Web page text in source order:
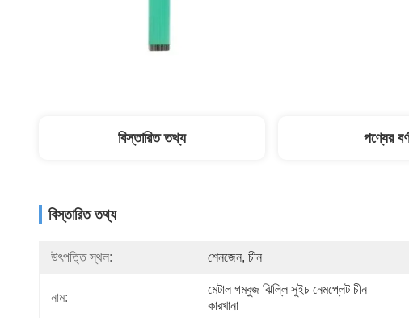
বিস্তারিত তথ্য পণ্যের
বিস্তারিত তথ্য
উৎপত্তি স্থল: শেনজেন, চীন
নাম:
মেটাল গম্বুজ ঝিল্লি সুইচ নেমপ্লেট চীন
কারখানা